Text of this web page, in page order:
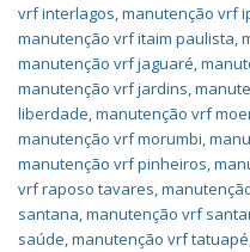
vrf interlagos,manutenção vrf
manutenção vrf itaim paulista,
manutenção vrf jaguaré,
manutenção vrf jardins,
liberdade,manutenção vrf
manutenção vrf morumbi,
manutenção vrf pinheiros,
vrf raposo tavares,
santana,manutenção vrf
saúde,manutenção vrf tatuapé